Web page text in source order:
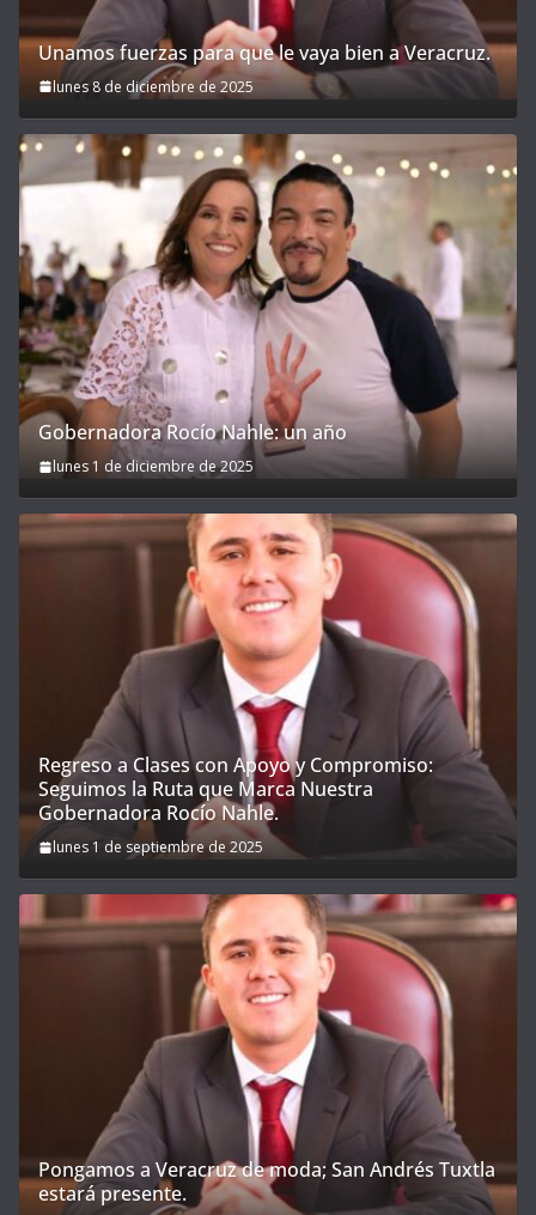
Unamos fuerzas para que le vaya bien a Veracruz.
lunes 8 de diciembre de 2025
Gobernadora Rocío Nahle: un año
lunes 1 de diciembre de 2025
Regreso a Clases con Apoyo y Compromiso:
Seguimos la Ruta que Marca Nuestra
Gobernadora Rocío Nahle.
lunes 1 de septiembre de 2025
Pongamos a Veracruz de moda; San Andrés Tuxtla
estará presente.